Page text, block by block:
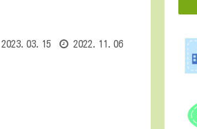
2023.03.15 2022.11.06